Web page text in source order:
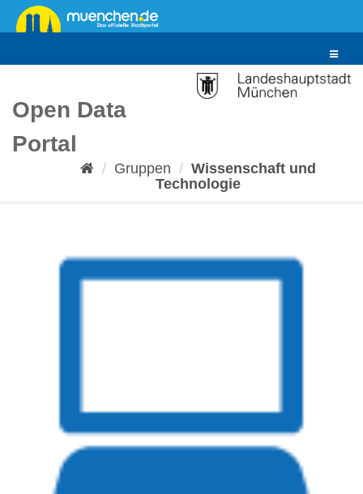
Überspringen
zum
Toggle
Open Data
Portal
Gruppen
Wissenschaft und
Technologie